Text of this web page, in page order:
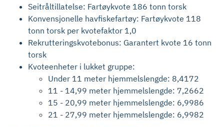
Seitråltillatelse: Fartøykvote 186 tonn torsk
Konvensjonelle havfiskefartøy: Fartøykvote 118
tonn torsk per kvotefaktor 1,0
Rekrutteringskvotebonus: Garantert kvote 16 tonn
torsk
Kvoteenheter i lukket gruppe:
Under 11 meter hjemmelslengde: 8,4172
11 - 14,99 meter hjemmelslengde: 7,2662
15 - 20,99 meter hjemmelslengde: 6,9986
21 - 27,99 meter hjemmelslengde: 6,9982